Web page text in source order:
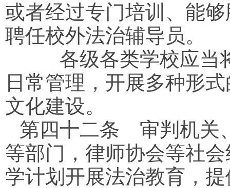
或者经过专门培训、能
聘任校外法治辅导员。
各级各类学校应当
日常管理，开展多种形
文化建设。
第四十二条 审判机关
等部门，律师协会等社
学计划开展法治教育，